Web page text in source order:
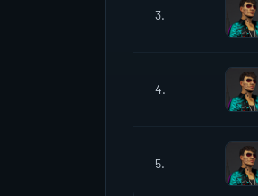
3.
4.
5.